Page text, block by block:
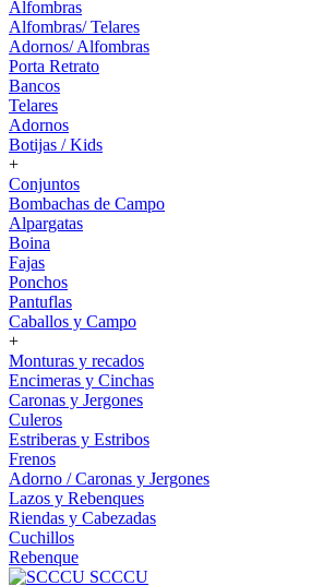
Alfombras
Alfombras/ Telares
Adornos/ Alfombras
Porta Retrato
Bancos
Telares
Adornos
Botijas / Kids
+
Conjuntos
Bombachas de Campo
Alpargatas
Boina
Fajas
Ponchos
Pantuflas
Caballos y Campo
+
Monturas y recados
Encimeras y Cinchas
Caronas y Jergones
Culeros
Estriberas y Estribos
Frenos
Adorno / Caronas y Jergones
Lazos y Rebenques
Riendas y Cabezadas
Cuchillos
Rebenque
SCCCU